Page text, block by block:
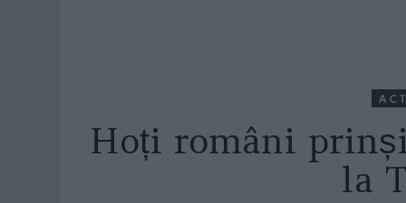
Hoți români
la